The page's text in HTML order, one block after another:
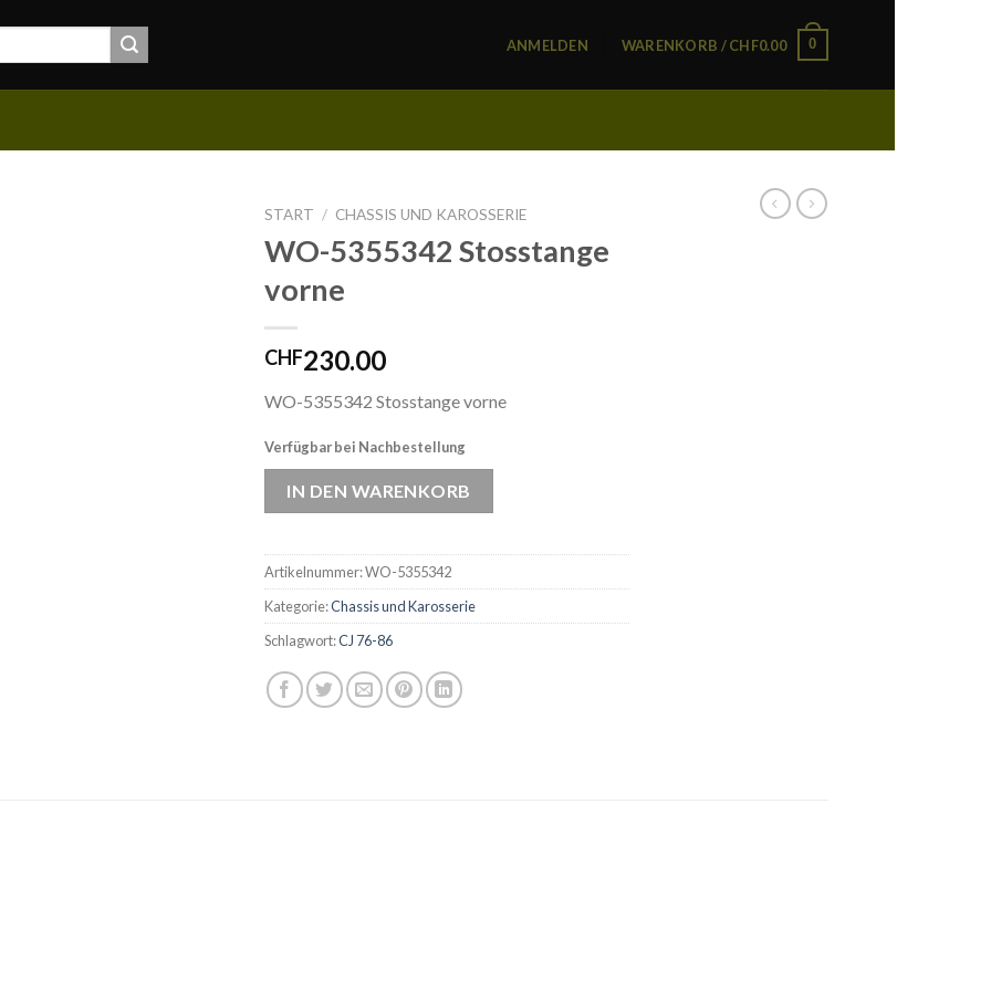
ANMELDEN WARENKORB /CHF0.00 0
START / CHASSIS UND KAROSSERIE
WO-5355342 Stosstange
vorne
CHF230.00
WO-5355342 Stosstange vorne
Verfügbar bei Nachbestellung
IN DEN WARENKORB
Artikelnummer:WO-5355342
Kategorie:Chassis und Karosserie
Schlagwort:CJ 76-86